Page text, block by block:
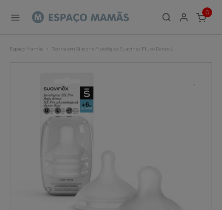
0
ITEMS
Espaço Mamãs Tetina em Silicone Fisiológica Suavinex Fluxo Denso L